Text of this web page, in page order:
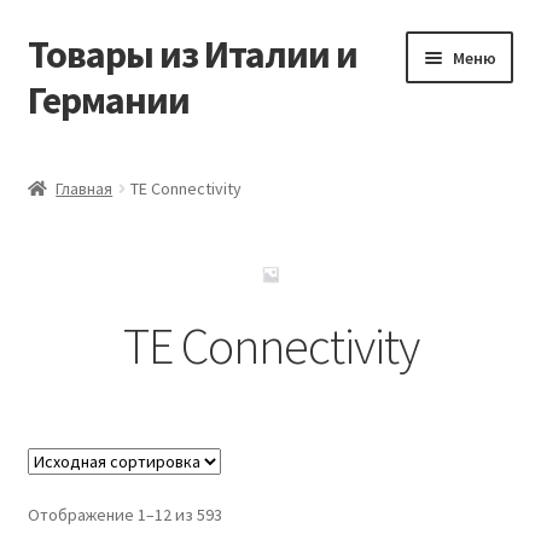
Перейти
навигации
Перейти
содержимому
Товары из Италии и
Германии
Меню
Заказать товары из Европы
Мой аккаунт
Главная TE Connectivity
TE Connectivity
Отображение 1–12 из 593